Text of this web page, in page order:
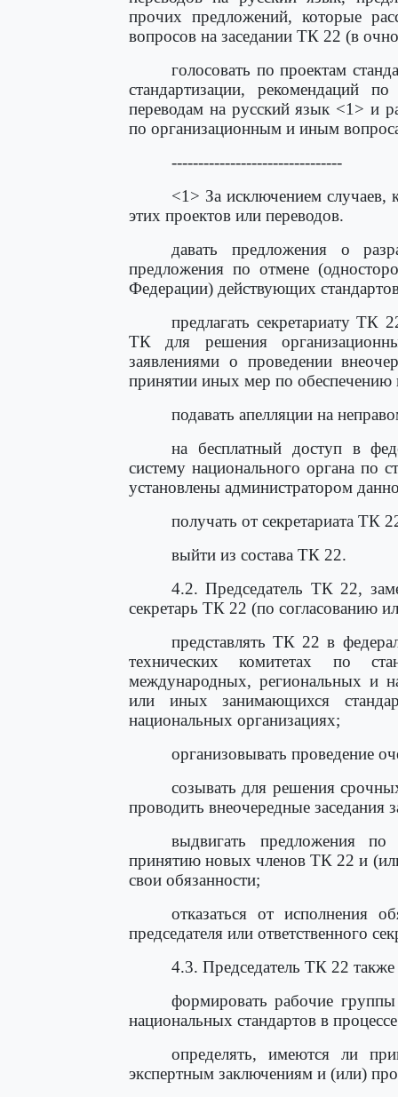
прочих предложений, которые
вопросов на заседании ТК 22 (в
голосовать по проектам
стандартизации, рекомендаций
переводам на русский язык <1> и
по организационным и иным
--------------------------------
<1> За исключением случаев,
этих проектов или переводов.
давать предложения о
предложения по отмене
Федерации) действующих
предлагать секретариату ТК
ТК для решения
заявлениями о проведении
принятии иных мер по обеспечению
подавать апелляции на
на бесплатный доступ в
систему национального органа по
установлены администратором
получать от секретариата
выйти из состава ТК 22.
4.2. Председатель ТК 22,
секретарь ТК 22 (по согласованию
представлять ТК 22 в
технических комитетах по
международных, региональных и
или иных занимающихся
национальных организациях;
организовывать проведение
созывать для решения
проводить внеочередные заседания
выдвигать предложения
принятию новых членов ТК 22 и
свои обязанности;
отказаться от исполнения
председателя или ответственного
4.3. Председатель ТК 22 также
формировать рабочие
национальных стандартов в
определять, имеются ли
экспертным заключениям и (или)